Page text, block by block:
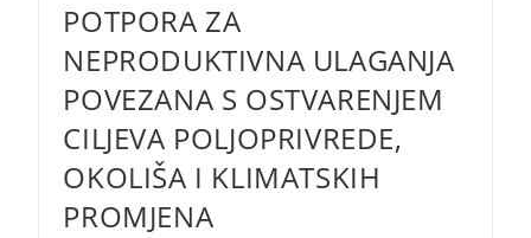
Odgovaranje
Na
Potrebe
Lokalne
Zajednice
POTPORA ZA
NEPRODUKTIVNA ULAGANJA
POVEZANA S OSTVARENJEM
CILJEVA POLJOPRIVREDE,
OKOLIŠA I KLIMATSKIH
PROMJENA